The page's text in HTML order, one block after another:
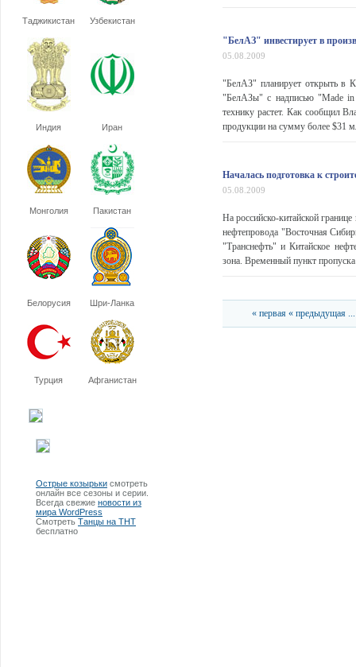
Таджикистан Узбекистан
Индия Иран
Монголия Пакистан
Белорусия Шри-Ланка
Турция Афганистан
Острые козырьки смотреть
онлайн все сезоны и серии.
Всегда свежие новости из
мира WordPress
Смотреть Танцы на ТНТ
бесплатно
"БелАЗ" инвестирует в
05.08.2009
"БелАЗ" планирует открыть в
"БелАЗы" с надписью "Made in
технику растет. Как сообщил
продукции на сумму более $31
Началась подготовка к
05.08.2009
На российско-китайской
нефтепровода "Восточная
"Транснефть" и Китайское
зона. Временный пункт
« первая « предыдущая ...